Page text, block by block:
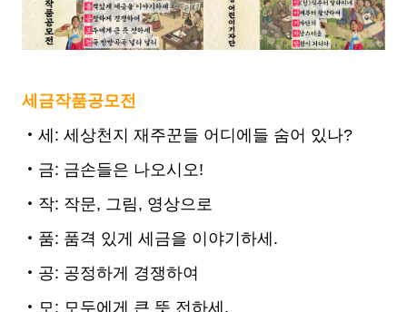
세금작품공모전
‧세: 세상천지 재주꾼들 어디에들 숨어 있나?
‧금: 금손들은 나오시오!
‧작: 작문, 그림, 영상으로
‧품: 품격 있게 세금을 이야기하세.
‧공: 공정하게 경쟁하여
‧모: 모두에게 큰 뜻 전하세.